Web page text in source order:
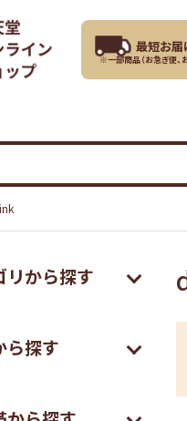
最短お届
※一部商品（お急ぎ便、
リから探す
ら探す